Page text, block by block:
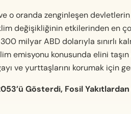
o oranda zenginleşen
değişikliğinin etkilerinden en
milyar ABD dolarıyla sınırlı
emisyonu konusunda elini taşın
ve yurttaşlarını korumak için
Gösterdi, Fosil Yakıtlardan